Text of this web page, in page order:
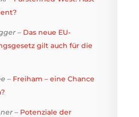
– Das neue EU-
gilt auch für die
– Freiham – eine Chance
– Potenziale der